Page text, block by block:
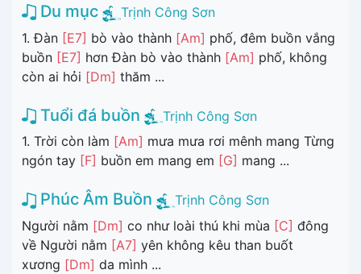
Du mục
Trịnh Công Sơn
1. Đàn [E7] bò vào thành [Am] phố, đêm buồn vắng
buồn [E7] hơn Đàn bò vào thành [Am] phố, không
còn ai hỏi [Dm] thăm ...
Tuổi đá buồn
Trịnh Công Sơn
1. Trời còn làm [Am] mưa mưa rơi mênh mang Từng
ngón tay [F] buồn em mang em [G] mang ...
Phúc Âm Buồn
Trịnh Công Sơn
Người nằm [Dm] co như loài thú khi mùa [C] đông
về Người nằm [A7] yên không kêu than buốt
xương [Dm] da mình ...